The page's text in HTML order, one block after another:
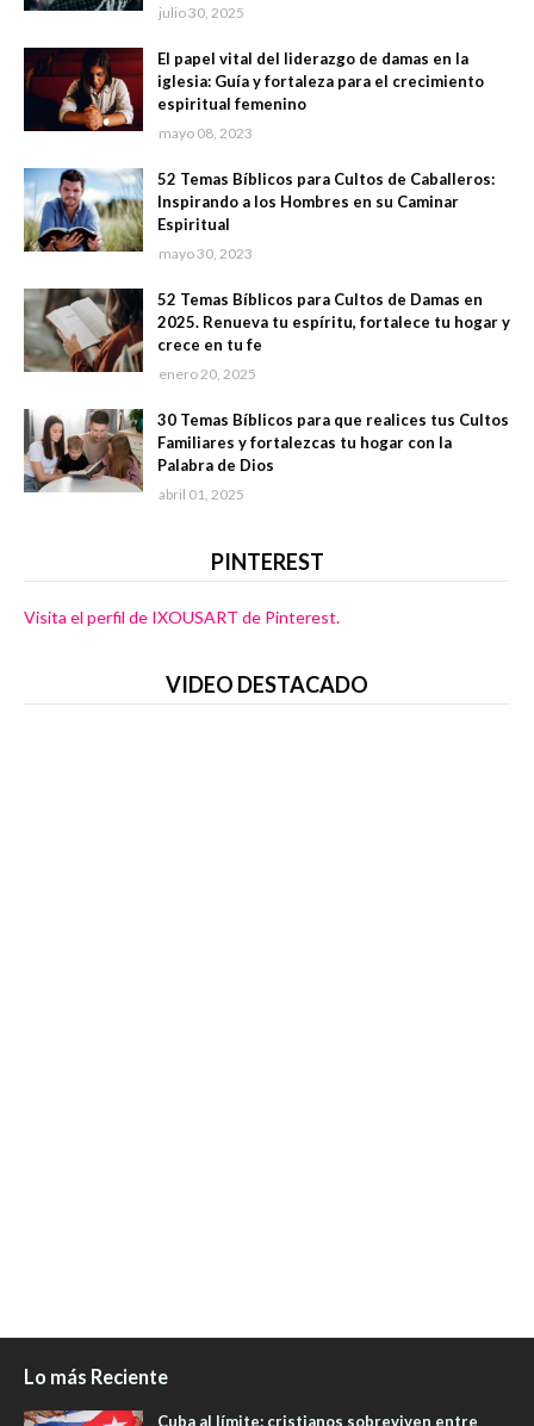
julio 30, 2025
El papel vital del liderazgo de damas en la
iglesia: Guía y fortaleza para el crecimiento
espiritual femenino
mayo 08, 2023
52 Temas Bíblicos para Cultos de Caballeros:
Inspirando a los Hombres en su Caminar
Espiritual
mayo 30, 2023
52 Temas Bíblicos para Cultos de Damas en
2025. Renueva tu espíritu, fortalece tu hogar y
crece en tu fe
enero 20, 2025
30 Temas Bíblicos para que realices tus Cultos
Familiares y fortalezcas tu hogar con la
Palabra de Dios
abril 01, 2025
PINTEREST
Visita el perfil de IXOUSART de Pinterest.
VIDEO DESTACADO
Lo más Reciente
Cuba al límite: cristianos sobreviven entre